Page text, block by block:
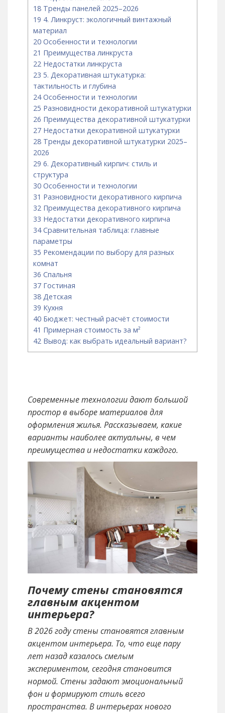
18 Тренды панелей 2025–2026
19 4. Линкруст: экологичный винтажный
материал
20 Особенности и технологии
21 Преимущества линкруста
22 Недостатки линкруста
23 5. Декоративная штукатурка:
тактильность и глубина
24Особенности и технологии
25 Разновидности декоративной штукатурки
26 Преимущества декоративной штукатурки
27 Недостатки декоративной штукатурки
28 Тренды декоративной штукатурки 2025–
2026
29 6. Декоративный кирпич: стиль и
структура
30 Особенности и технологии
31 Разновидности декоративного кирпича
32 Преимущества декоративного кирпича
33 Недостатки декоративного кирпича
34Сравнительная таблица: главные
параметры
35 Рекомендации по выбору для разных
комнат
36 Спальня
37 Гостиная
38 Детская
39 Кухня
40 Бюджет: честный расчёт стоимости
41 Примерная стоимость за м²
42 Вывод: как выбрать идеальный вариант?
Современные технологии дают большой
простор в выборе материалов для
оформления жилья. Рассказываем, какие
варианты наиболее актуальны, в чем
преимущества и недостатки каждого.
Почему стены становятся
главным акцентом
интерьера?
В 2026 году стены становятся главным
акцентом интерьера. То, что еще пару
лет назад казалось смелым
экспериментом, сегодня становится
нормой. Стены задают эмоциональный
фон и формируют стиль всего
пространства. В интерьерах нового